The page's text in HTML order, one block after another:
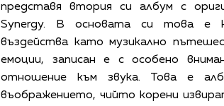
представя втория си албум с
Synergy. В основата си това е
въздейства като музикално
емоции, записан е с особено
отношение към звука. Това е
въображението, чийто корени